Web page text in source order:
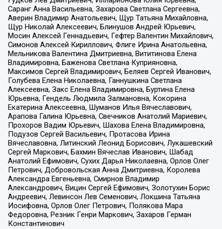
Саранг Анна Васильевна, Захарова Светлана Сергеевна,
Аверин Владимир Анатольевич, Щур Татьяна Михайловна,
Щур Николай Алексеевич, Блинушов Андрей Юрьевич,
Мосин Алексей Геннадьевич, Гефтер Валентин Михайлович,
Симонов Алексей Кириллович, Флиге Ирина Анатольевна,
Мельникова Валентина Дмитриевна, Вититинова Елена
Владимировна, Баженова Светлана Куприяновна,
Максимов Сергей Владимирович, Беляев Сергей Иванович,
Голубева Елена Николаевна, Ганнушкина Светлана
Алексеевна, Закс Елена Владимировна, Буртина Елена
Юрьевна, Гендель Людмила Залмановна, Кокорина
Екатерина Алексеевна, Шуманов Илья Вячеславович,
Арапова Галина Юрьевна, Свечников Анатолий Мариевич,
Прохоров Вадим Юрьевич, Шахова Елена Владимировна,
Подузов Сергей Васильевич, Протасова Ирина
Вячеславовна, Литинский Леонид Борисович, Лукашевский
Сергей Маркович, Бахмин Вячеслав Иванович, Шабад
Анатолий Ефимович, Сухих Дарья Николаевна, Орлов Олег
Петрович, Добровольская Анна Дмитриевна, Королева
Александра Евгеньевна, Смирнов Владимир
Александрович, Вицин Сергей Ефимович, Золотухин Борис
Андреевич, Левинсон Лев Семенович, Локшина Татьяна
Иосифовна, Орлов Олег Петрович, Полякова Мара
Федоровна, Резник Генри Маркович, Захаров Герман
Константинович